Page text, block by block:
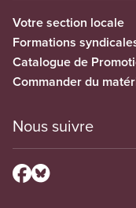
Votre section locale
Formations
Catalogue de
Commander du
Nous suivre